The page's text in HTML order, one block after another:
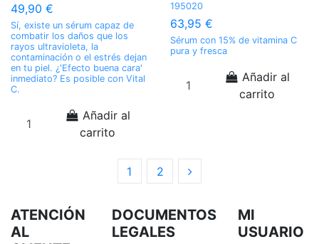
49,90 €
Sí, existe un sérum capaz de
combatir los daños que los
rayos ultravioleta, la
contaminación o el estrés dejan
en tu piel. ¿'Efecto buena cara'
inmediato? Es posible con Vital
C.
Añadir al
carrito
195020
63,95 €
Sérum con 15% de vitamina C
pura y fresca
Añadir al
carrito
1 2
ATENCIÓN
AL
DOCUMENTOS
LEGALES
MI
USUARIO